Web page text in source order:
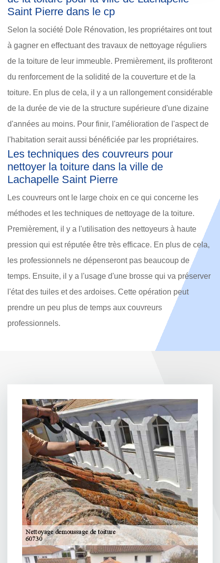
Saint Pierre dans le cp
Selon la société Dole Rénovation, les propriétaires ont tout
à gagner en effectuant des travaux de nettoyage réguliers
de la toiture de leur immeuble. Premièrement, ils profiteront
du renforcement de la solidité de la couverture et de la
toiture. En plus de cela, il y a un rallongement considérable
de la durée de vie de la structure supérieure d'une dizaine
d'années au moins. Pour finir, l'amélioration de l'aspect de
l'habitation serait aussi bénéficiée par les propriétaires.
Les techniques des couvreurs pour
nettoyer la toiture dans la ville de
Lachapelle Saint Pierre
Les couvreurs ont le large choix en ce qui concerne les
méthodes et les techniques de nettoyage de la toiture.
Premièrement, il y a l'utilisation des nettoyeurs à haute
pression qui est réputée être très efficace. En plus de cela,
les professionnels ne dépenseront pas beaucoup de
temps. Ensuite, il y a l'usage d'une brosse qui va préserver
l'état des tuiles et des ardoises. Cette opération peut
prendre un peu plus de temps aux couvreurs
professionnels.